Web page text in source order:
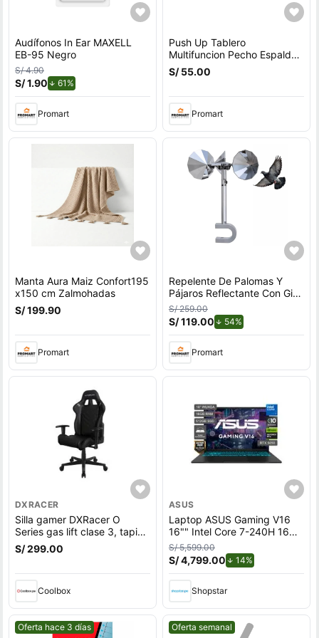
Audífonos In Ear MAXELL
EB-95 Negro
S/ 4.90
S/ 1.90 61%
Promart
Push Up Tablero
Multifuncion Pecho Espalda
Hombros Triceps
S/ 55.00
Promart
Manta Aura Maiz Confort195
x150 cm Zalmohadas
S/ 199.90
Promart
Repelente De Palomas Y
Pájaros Reflectante Con Giro
Por Viento Para Exteriores
Con Soporte en U
S/ 259.00
S/ 119.00 54%de descuento.
Promart
DXRACER
Silla gamer DXRacer O
Series gas lift clase 3, tapiz
cuero pu, máx. 100 kg,
inclinación 90 - 135°, negro
S/ 299.00
Coolbox
ASUS
Laptop ASUS Gaming V16
16"" Intel Core 7-240H 16GB
512GB SSD RTX5050
S/ 5,599.00
S/ 4,799.00 14%de descuento.
Shopstar
Mejor precio.
Oferta hace 3 días Mejor precio.
Oferta semanal